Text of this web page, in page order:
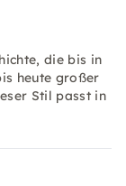
die bis in
heute großer
Stil passt in